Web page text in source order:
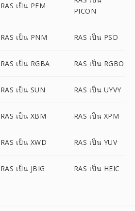
RAS เป็น PFM
PICON
RAS เป็น PNM RAS เป็น PSD
RAS เป็น RGBA RAS เป็น RGBO
RAS เป็น SUN RAS เป็น UYVY
RAS เป็น XBM RAS เป็น XPM
RAS เป็น XWD RAS เป็น YUV
RAS เป็น JBIG RAS เป็น HEIC